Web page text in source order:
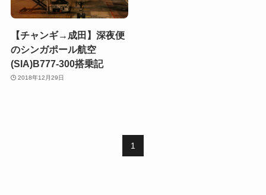
【チャンギ→成田】深夜便
のシンガポール航空
(SIA)B777-300搭乗記
2018年12月29日
1